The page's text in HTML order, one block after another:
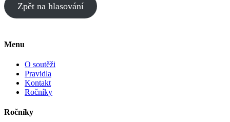
Zpět na hlasování
Menu
O soutěži
Pravidla
Kontakt
Ročníky
Ročníky